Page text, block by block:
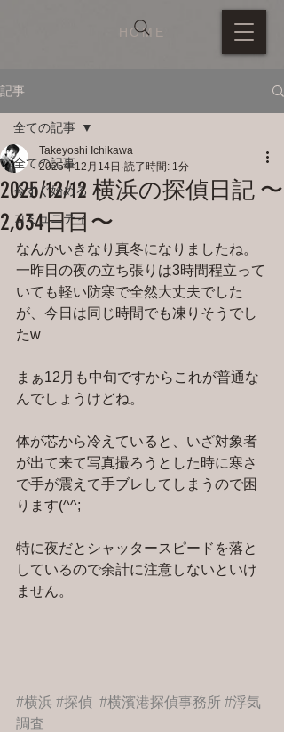
HOME
記事
全ての記事
今すぐ始める
コミュニティ
全ての記事
2025/12/12 横浜の探偵日記 〜
2,634日目〜
Takeyoshi Ichikawa
2025年12月14日 読了時間: 1分
なんかいきなり真冬になりましたね。
一昨日の夜の立ち張りは3時間程立って
いても軽い防寒で全然大丈夫でした
が、今日は同じ時間でも凍りそうでし
たw
まぁ12月も中旬ですからこれが普通な
んでしょうけどね。
体が芯から冷えていると、いざ対象者
が出て来て写真撮ろうとした時に寒さ
で手が震えて手ブレしてしまうので困
ります(^^;
特に夜だとシャッタースピードを落と
しているので余計に注意しないといけ
ません。
#横浜 #探偵 #横濱港探偵事務所 #浮気
調査